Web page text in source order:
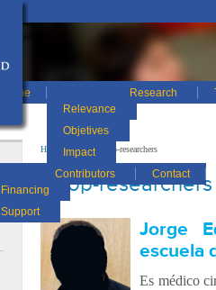
Home
Research
Relevance
Objetives
Impact
Contributors
Financing
Support
Contact
Home /Team/ Coop-researchers
Coop-researchers
Jorge
escuela
Es médico